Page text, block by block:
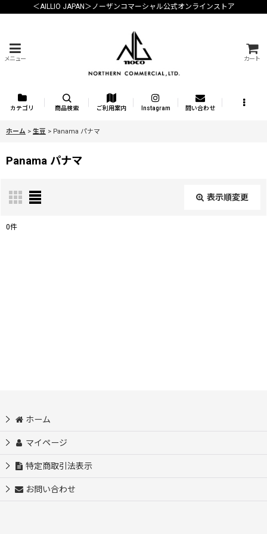
＜AILLIO JAPAN＞ノーザンコマーシャル公式オンラインストア
メニュー カート
カテゴリ 商品検索 ご利用案内 Instagram 問い合わせ
ホーム > 生豆 > Panama パナマ
Panama パナマ
表示順変更
0件
ホーム
マイページ
特定商取引法表示
お問い合わせ